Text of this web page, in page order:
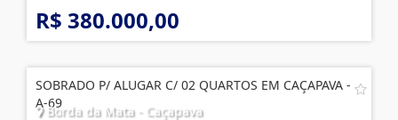
R$ 380.000,00
SOBRADO P/ ALUGAR C/ 02 QUARTOS EM CAÇAPAVA -
A-69
Borda da Mata - Caçapava